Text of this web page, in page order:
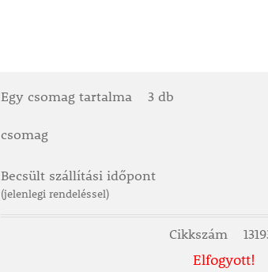
Egy csomag tartalma 3 db
csomag
Becsült szállítási időpont
(jelenlegi rendeléssel)
Cikkszám
Elfogyott!